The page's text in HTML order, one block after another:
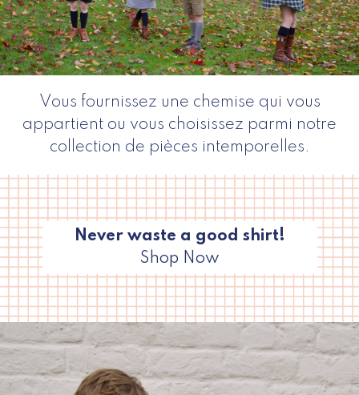
Vous fournissez une chemise qui vous
appartient ou vous choisissez parmi notre
collection de pièces intemporelles.
Never waste a good shirt!
Shop Now